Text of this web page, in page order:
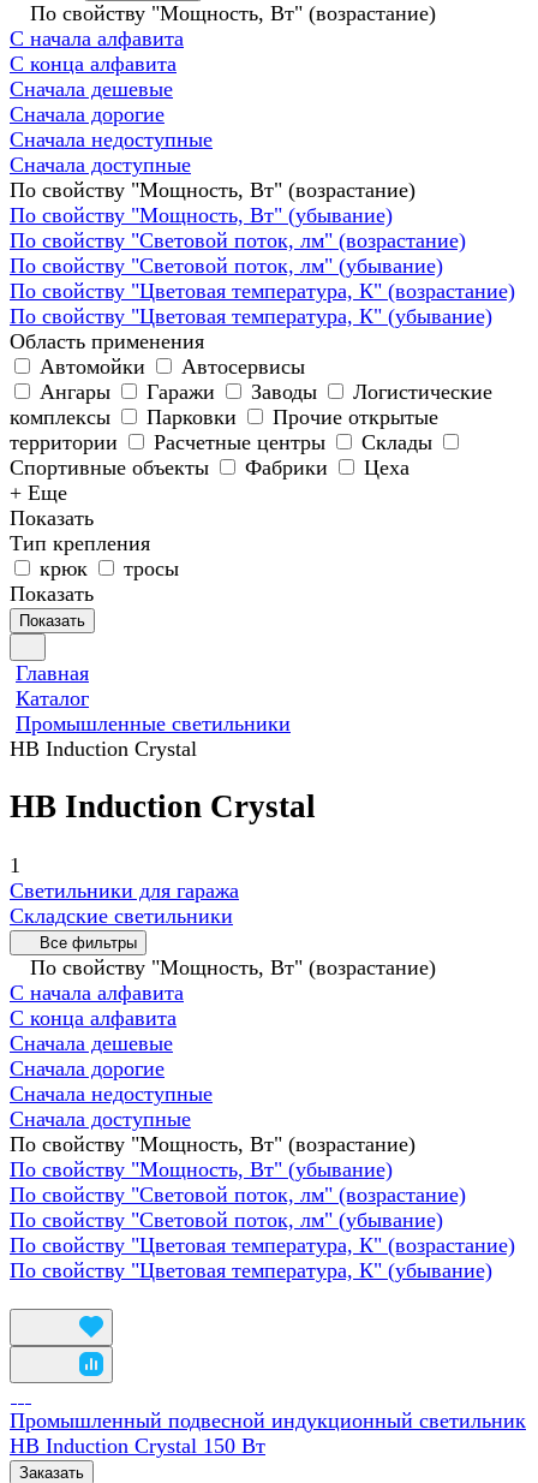
По свойству "Мощность, Вт" (возрастание)
С начала алфавита
С конца алфавита
Сначала дешевые
Сначала дорогие
Сначала недоступные
Сначала доступные
По свойству "Мощность, Вт" (возрастание)
По свойству "Мощность, Вт" (убывание)
По свойству "Световой поток, лм" (возрастание)
По свойству "Световой поток, лм" (убывание)
По свойству "Цветовая температура, К" (возрастание)
По свойству "Цветовая температура, К" (убывание)
Область применения
Автомойки
Автосервисы
Ангары
Гаражи Заводы
Логистические
комплексы
Парковки
Прочие открытые
территории
Расчетные центры
Склады
Спортивные объекты
Фабрики
Цеха
+ Еще
Показать
Тип крепления
крюк
тросы
Показать
Показать
Главная
Каталог
Промышленные светильники
HB Induction Crystal
HB Induction Crystal
1
Светильники для гаража
Складские светильники
Все фильтры
По свойству "Мощность, Вт" (возрастание)
С начала алфавита
С конца алфавита
Сначала дешевые
Сначала дорогие
Сначала недоступные
Сначала доступные
По свойству "Мощность, Вт" (возрастание)
По свойству "Мощность, Вт" (убывание)
По свойству "Световой поток, лм" (возрастание)
По свойству "Световой поток, лм" (убывание)
По свойству "Цветовая температура, К" (возрастание)
По свойству "Цветовая температура, К" (убывание)
Промышленный подвесной индукционный светильник
HB Induction Crystal 150 Вт
Заказать